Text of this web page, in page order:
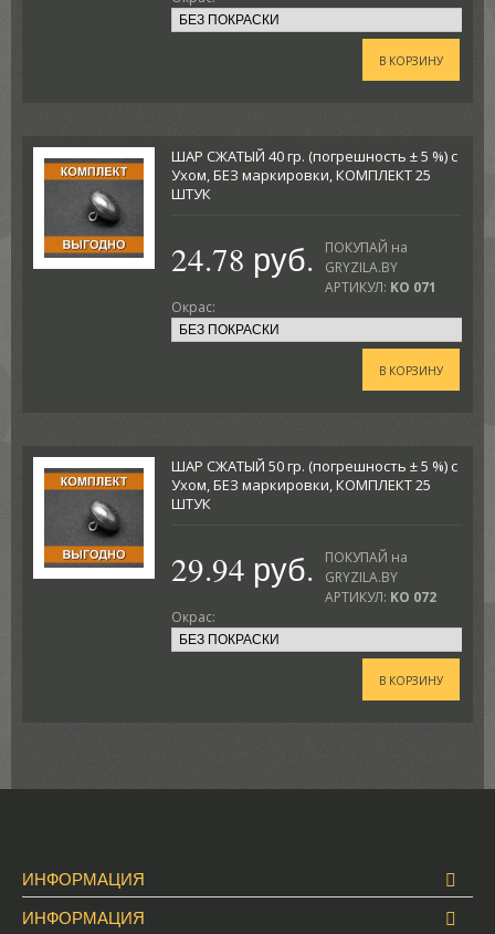
В КОРЗИНУ
ШАР СЖАТЫЙ 40 гр. (погрешность ± 5 %) с
Ухом, БЕЗ маркировки, КОМПЛЕКТ 25
ШТУК
24.78 руб.
ПОКУПАЙ на
GRYZILA.BY
АРТИКУЛ: KO 071
Окрас:
В КОРЗИНУ
ШАР СЖАТЫЙ 50 гр. (погрешность ± 5 %) с
Ухом, БЕЗ маркировки, КОМПЛЕКТ 25
ШТУК
29.94 руб.
ПОКУПАЙ на
GRYZILA.BY
АРТИКУЛ: KO 072
Окрас:
В КОРЗИНУ
ИНФОРМАЦИЯ
ИНФОРМАЦИЯ